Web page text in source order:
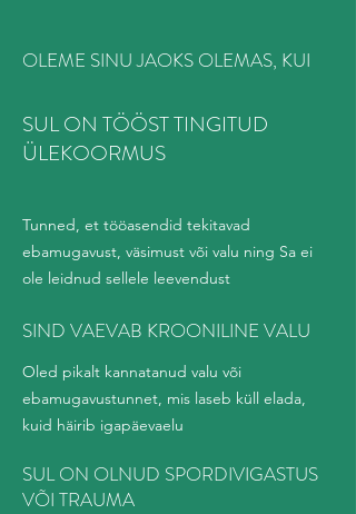
OLEME SINU JAOKS OLEMAS, KUI
SUL ON TÖÖST TINGITUD
ÜLEKOORMUS
Tunned, et tööasendid tekitavad
ebamugavust, väsimust või valu ning Sa ei
ole leidnud sellele leevendust
SIND VAEVAB KROONILINE VALU
Oled pikalt kannatanud valu või
ebamugavustunnet, mis laseb küll elada,
kuid häirib igapäevaelu
SUL ON OLNUD SPORDIVIGASTUS
VÕI TRAUMA